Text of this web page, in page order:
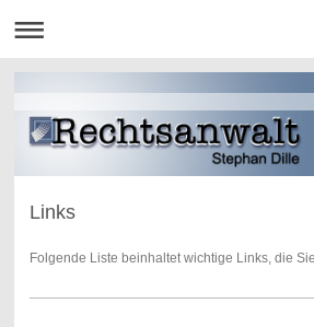
Links
Folgende Liste beinhaltet wichtige Links, die